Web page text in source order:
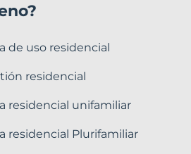
de uso residencial
residencial
residencial unifamiliar
residencial Plurifamiliar